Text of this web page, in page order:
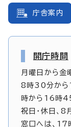
庁舎案内
開庁時間
月曜日から金
8時30分から
時から16時
祝日・休日、
窓口へは、17